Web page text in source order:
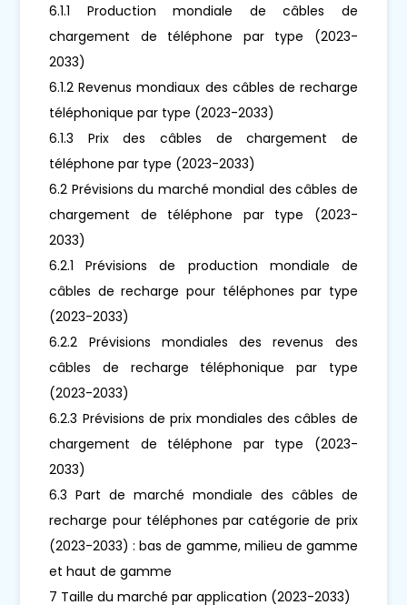
6.1.1 Production mondiale de câbles de
chargement de téléphone par type (2023-
2033)
6.1.2 Revenus mondiaux des câbles de recharge
téléphonique par type (2023-2033)
6.1.3 Prix des câbles de chargement de
téléphone par type (2023-2033)
6.2 Prévisions du marché mondial des câbles de
chargement de téléphone par type (2023-
2033)
6.2.1 Prévisions de production mondiale de
câbles de recharge pour téléphones par type
(2023-2033)
6.2.2 Prévisions mondiales des revenus des
câbles de recharge téléphonique par type
(2023-2033)
6.2.3 Prévisions de prix mondiales des câbles de
chargement de téléphone par type (2023-
2033)
6.3 Part de marché mondiale des câbles de
recharge pour téléphones par catégorie de prix
(2023-2033) : bas de gamme, milieu de gamme
et haut de gamme
7 Taille du marché par application (2023-2033)